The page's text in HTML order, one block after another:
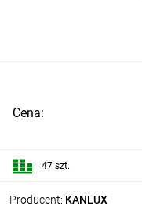
Producent: KANLUX
Cena:
47 szt.